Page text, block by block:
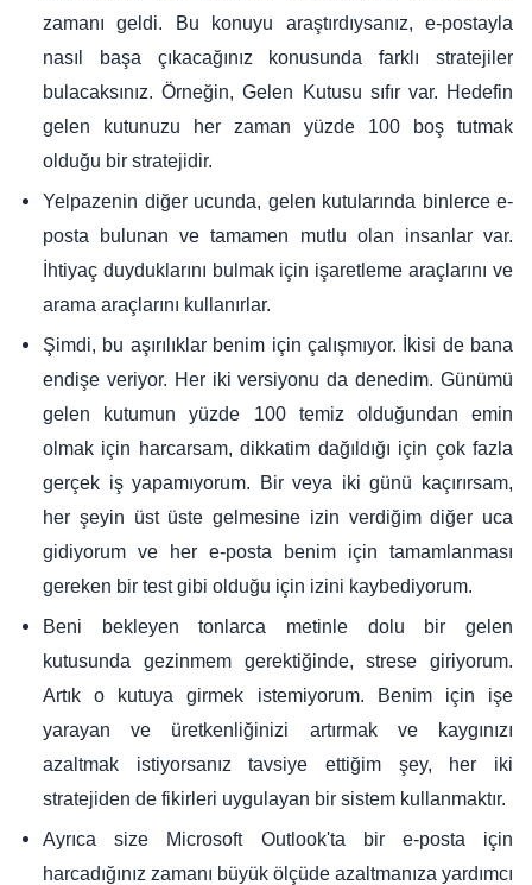
zamanı geldi. Bu konuyu araştırdıysanız, e-postayla
nasıl başa çıkacağınız konusunda farklı stratejiler
bulacaksınız. Örneğin, Gelen Kutusu sıfır var. Hedefin
gelen kutunuzu her zaman yüzde 100 boş tutmak
olduğu bir stratejidir.
Yelpazenin diğer ucunda, gelen kutularında binlerce e-
posta bulunan ve tamamen mutlu olan insanlar var.
İhtiyaç duyduklarını bulmak için işaretleme araçlarını ve
arama araçlarını kullanırlar.
Şimdi, bu aşırılıklar benim için çalışmıyor. İkisi de bana
endişe veriyor. Her iki versiyonu da denedim. Günümü
gelen kutumun yüzde 100 temiz olduğundan emin
olmak için harcarsam, dikkatim dağıldığı için çok fazla
gerçek iş yapamıyorum. Bir veya iki günü kaçırırsam,
her şeyin üst üste gelmesine izin verdiğim diğer uca
gidiyorum ve her e-posta benim için tamamlanması
gereken bir test gibi olduğu için izini kaybediyorum.
Beni bekleyen tonlarca metinle dolu bir gelen
kutusunda gezinmem gerektiğinde, strese giriyorum.
Artık o kutuya girmek istemiyorum. Benim için işe
yarayan ve üretkenliğinizi artırmak ve kaygınızı
azaltmak istiyorsanız tavsiye ettiğim şey, her iki
stratejiden de fikirleri uygulayan bir sistem kullanmaktır.
Ayrıca size Microsoft Outlook'ta bir e-posta için
harcadığınız zamanı büyük ölçüde azaltmanıza yardımcı